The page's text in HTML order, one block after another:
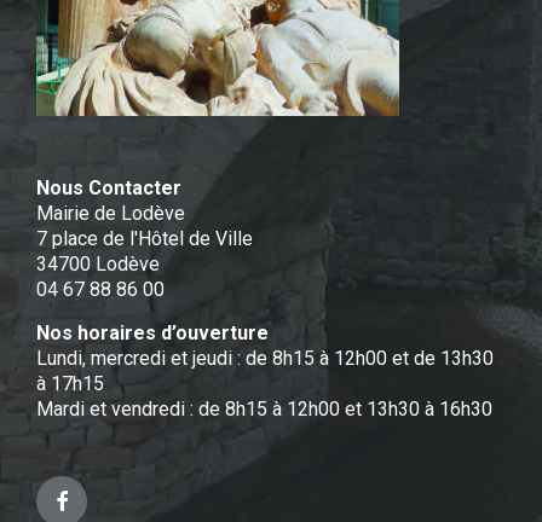
Nous Contacter
Mairie de Lodève
7 place de l'Hôtel de Ville
34700 Lodève
04 67 88 86 00
Nos horaires d’ouverture
Lundi, mercredi et jeudi : de 8h15 à 12h00 et de 13h30
à 17h15
Mardi et vendredi : de 8h15 à 12h00 et 13h30 à 16h30
Facebook